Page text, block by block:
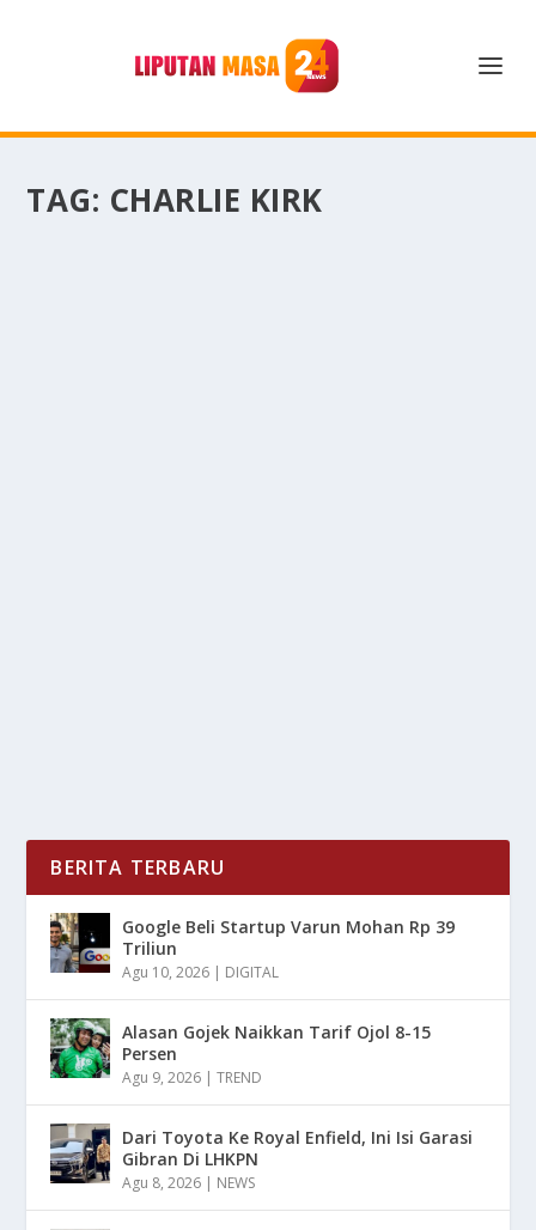
TAG: CHARLIE KIRK
BERITA TERBARU
Google Beli Startup Varun Mohan Rp 39
Triliun
Agu 10, 2026 | DIGITAL
Alasan Gojek Naikkan Tarif Ojol 8-15
Persen
Agu 9, 2026 |TREND
Dari Toyota Ke Royal Enfield, Ini Isi Garasi
Gibran Di LHKPN
Agu 8, 2026 | NEWS